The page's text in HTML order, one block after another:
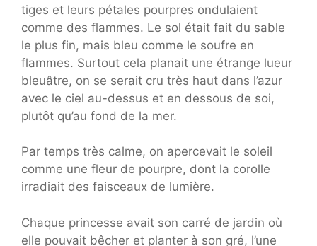
tiges et leurs pétales pourpres ondulaient
comme des flammes. Le sol était fait du sable
le plus fin, mais bleu comme le soufre en
flammes. Surtout cela planait une étrange lueur
bleuâtre, on se serait cru très haut dans l’azur
avec le ciel au-dessus et en dessous de soi,
plutôt qu’au fond de la mer.
Par temps très calme, on apercevait le soleil
comme une fleur de pourpre, dont la corolle
irradiait des faisceaux de lumière.
Chaque princesse avait son carré de jardin où
elle pouvait bêcher et planter à son gré, l’une